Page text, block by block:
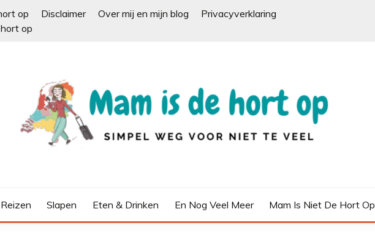
op Disclaimer Over mij en mijn blog
Privacyverklaring
op
Reizen Slapen Eten & Drinken En Nog Veel Meer Mam Is Niet De Hort Op